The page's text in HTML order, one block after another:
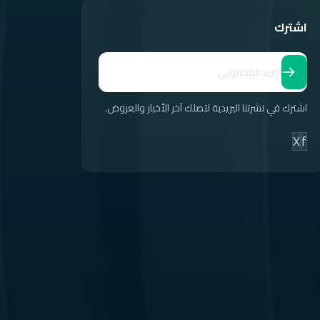
اشترك
اشترك في نشرتنا البريدية لتصلك آخر الأخبار والعروض.
f
X